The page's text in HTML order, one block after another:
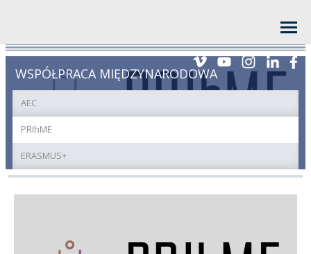
WSPÓŁPRACA MIĘDZYNARODOWA
AEC
PRIhME
ERASMUS+